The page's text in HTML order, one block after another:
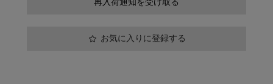
お気に入りに登録する